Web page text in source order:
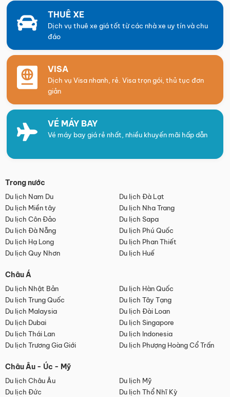
THUÊ XE
Dịch vụ thuê xe giá tốt từ các nhà xe uy tín và chu
đáo
VISA
Dịch vụ Visa nhanh, rẻ. Visa trọn gói, thủ tục đơn
giản
VÉ MÁY BAY
Vé máy bay giá rẻ nhất, nhiều khuyến mãi hấp dẫn
Trong nước
Du lịch Nam Du
Du lịch Đà Lạt
Du lịch Miền tây
Du lịch Nha Trang
Du lịch Côn Đảo
Du lịch Sapa
Du lịch Đà Nẵng
Du lịch Phú Quốc
Du lịch Hạ Long
Du lịch Phan Thiết
Du lịch Quy Nhơn
Du lịch Huế
Châu Á
Du lịch Nhật Bản
Du lịch Hàn Quốc
Du lịch Trung Quốc
Du lịch Tây Tạng
Du lịch Malaysia
Du lịch Đài Loan
Du lịch Dubai
Du lịch Singapore
Du lịch Thái Lan
Du lịch Indonesia
Du lịch Trương Gia Giới
Du lịch Phượng Hoàng Cổ Trấn
Châu Âu - Úc - Mỹ
Du lịch Châu Âu
Du lịch Mỹ
Du lịch Đức
Du lịch Thổ Nhĩ Kỳ